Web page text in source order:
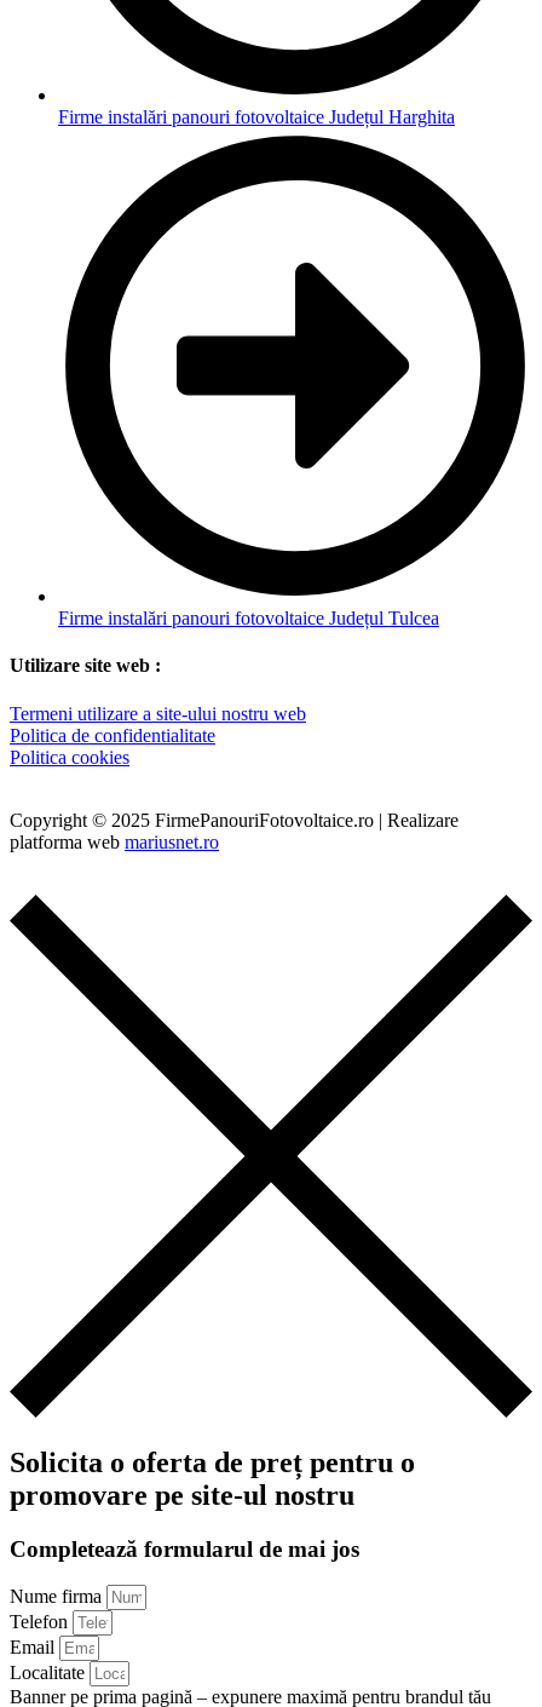
Firme instalări panouri fotovoltaice Județul Harghita
Firme instalări panouri fotovoltaice Județul Tulcea
Utilizare site web :
Termeni utilizare a site-ului nostru web
Politica de confidentialitate
Politica cookies
Copyright © 2025 FirmePanouriFotovoltaice.ro | Realizare
platforma web mariusnet.ro
Solicita o oferta de preț pentru o
promovare pe site-ul nostru
Completează formularul de mai jos
Nume firma
Telefon
Email
Localitate
Banner pe prima pagină – expunere maximă pentru brandul tău